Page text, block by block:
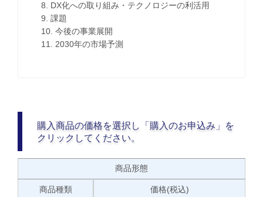
8. DX化への取り組み・テクノロジーの利活用
9. 課題
10. 今後の事業展開
11. 2030年の市場予測
購入商品の価格を選択し「購入のお申込み」を
クリックしてください。
商品形態
商品種類 価格(税込)